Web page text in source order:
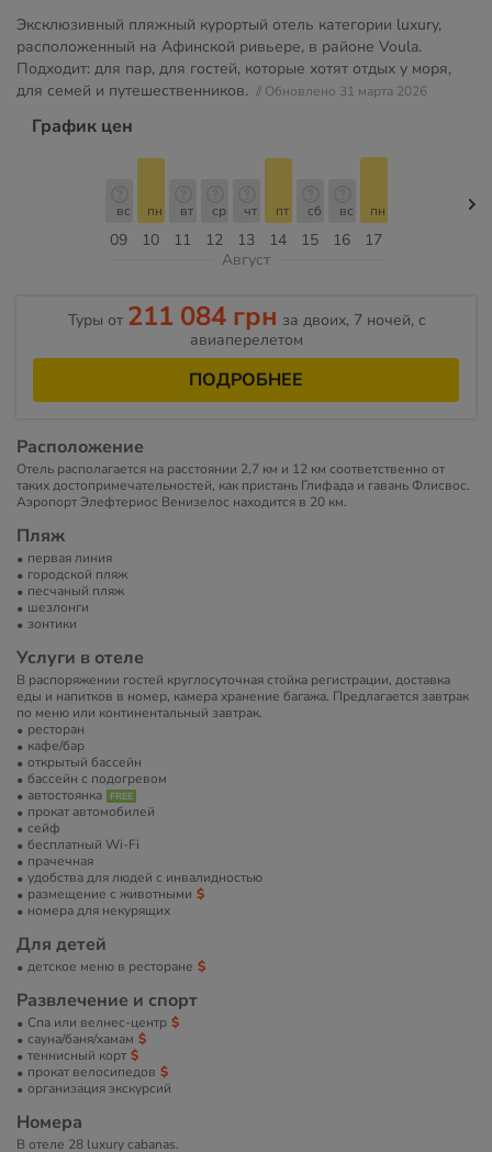
Эксклюзивный пляжный курортый отель категории luxury,
расположенный на Афинской ривьере, в районе Voula.
Подходит: для пар, для гостей, которые хотят отдых у моря,
для семей и путешественников. // Обновлено 31 марта 2026
График цен
09
вс
10
пн
11
вт
12
ср
13
чт
14
пт
15
сб
16
вс
17
пн
Август
Туры от 211 084 грн за двоих, 7 ночей, c
авиаперелетом
ПОДРОБНЕЕ
Расположение
Отель располагается на расстоянии 2,7 км и 12 км соответственно от
таких достопримечательностей, как пристань Глифада и гавань Флисвос.
Аэропорт Элефтериос Венизелос находится в 20 км.
Пляж
первая линия
городской пляж
песчаный пляж
шезлонги
зонтики
Услуги в отеле
В распоряжении гостей круглосуточная стойка регистрации, доставка
еды и напитков в номер, камера хранение багажа. Предлагается завтрак
по меню или континентальный завтрак.
ресторан
кафе/бар
открытый бассейн
бассейн с подогревом
автостоянка
прокат автомобилей
сейф
бесплатный Wi-Fi
прачечная
удобства для людей с инвалидностью
размещение с животными
номера для некурящих
Для детей
детское меню в ресторане
Развлечение и спорт
Спа или велнес-центр
сауна/баня/хамам
теннисный корт
прокат велосипедов
организация экскурсий
Номера
В отеле 28 luxury cabanas.